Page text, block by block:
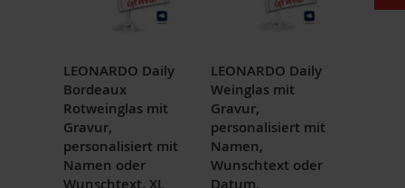
LEONARDO Daily
Bordeaux
Rotweinglas mit
Gravur,
personalisiert mit
Namen oder
LEONARDO Daily
Weinglas mit
Gravur,
personalisiert mit
Namen,
Wunschtext oder